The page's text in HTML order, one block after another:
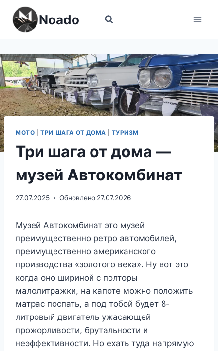
Перейти
содержимому
Noado
МОТО |ТРИ ШАГА ОТ ДОМА ТУРИЗМ
Три шага от дома —
музей Автокомбинат
27.07.2025 Обновлено 27.07.2026
Музей Автокомбинат это музей
преимущественно ретро автомобилей,
преимущественно американского
производства «золотого века». Ну вот это
когда оно шириной с полторы
малолитражки, на капоте можно положить
матрас поспать, а под тобой будет 8-
литровый двигатель ужасающей
прожорливости, брутальности и
неэффективности. Но ехать туда напрямую